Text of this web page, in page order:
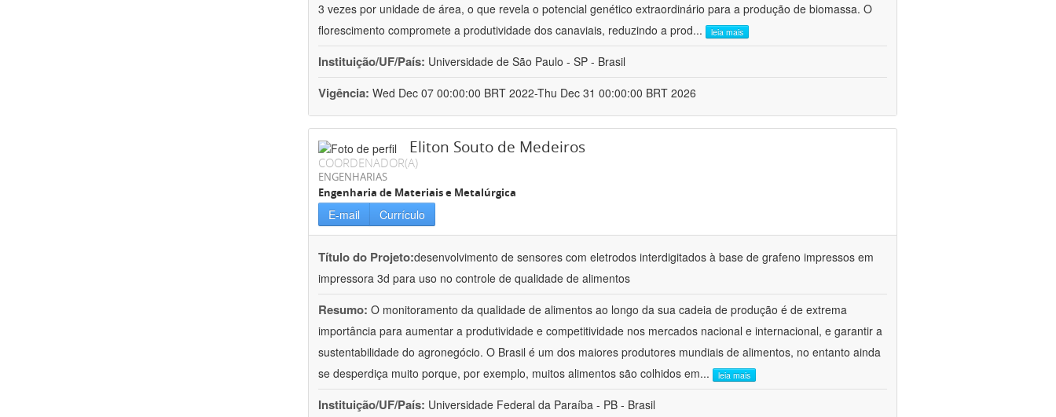
3 vezes por unidade de área, o que revela o potencial genético extraordinário para a produção de biomassa. O
florescimento compromete a produtividade dos canaviais, reduzindo a prod... leia mais
Instituição/UF/País: Universidade de São Paulo - SP - Brasil
Vigência: Wed Dec 07 00:00:00 BRT 2022-Thu Dec 31 00:00:00 BRT 2026
Eliton Souto de Medeiros
COORDENADOR(A)
ENGENHARIAS
Engenharia de Materiais e Metalúrgica
E-mail Currículo
Título do Projeto:desenvolvimento de sensores com eletrodos interdigitados à base de grafeno impressos em
impressora 3d para uso no controle de qualidade de alimentos
Resumo: O monitoramento da qualidade de alimentos ao longo da sua cadeia de produção é de extrema
importância para aumentar a produtividade e competitividade nos mercados nacional e internacional, e garantir a
sustentabilidade do agronegócio. O Brasil é um dos maiores produtores mundiais de alimentos, no entanto ainda
se desperdiça muito porque, por exemplo, muitos alimentos são colhidos em... leia mais
Instituição/UF/País: Universidade Federal da Paraíba - PB - Brasil